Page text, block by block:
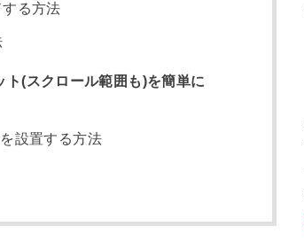
る方法
(スクロール範囲も)を簡単に
設置する方法